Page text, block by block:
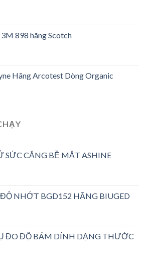
898 hãng Scotch
Hãng Arcotest Dòng Organic
SỨC CĂNG BỀ MẶT ASHINE
NHỚT BGD152 HÃNG BIUGED
ĐO ĐỘ BÁM DÍNH DẠNG THƯỚC